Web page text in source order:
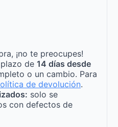
¡no te preocupes!
de 14 días desde
o un cambio. Para
de devolución.
solo se
con defectos de